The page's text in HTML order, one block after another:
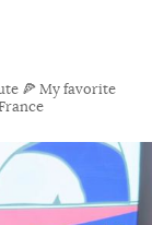
🍕 My favorite